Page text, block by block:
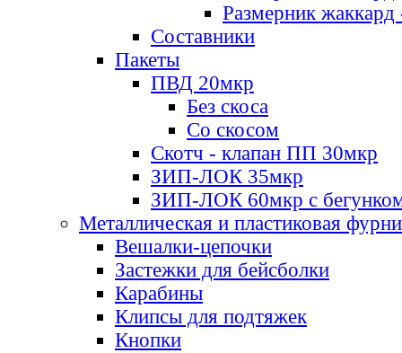
Размерник
Составники
Пакеты
ПВД 20мкр
Без скоса
Со скосом
Скотч - клапан ПП 30мкр
ЗИП-ЛОК 35мкр
ЗИП-ЛОК 60мкр с
Металлическая и пластиковая
Вешалки-цепочки
Застежки для бейсболки
Карабины
Клипсы для подтяжек
Кнопки